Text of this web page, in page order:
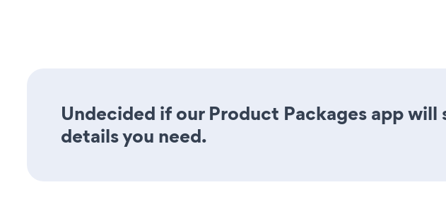
Undecided if our Product Packages app will
details you need.